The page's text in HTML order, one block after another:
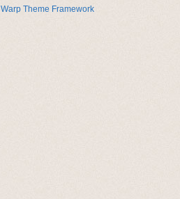
Warp Theme Framework